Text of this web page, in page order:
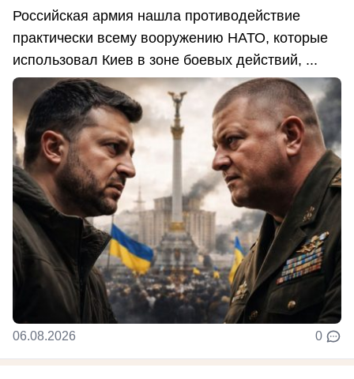
Российская армия нашла противодействие
практически всему вооружению НАТО, которые
использовал Киев в зоне боевых действий, ...
06.08.2026 0